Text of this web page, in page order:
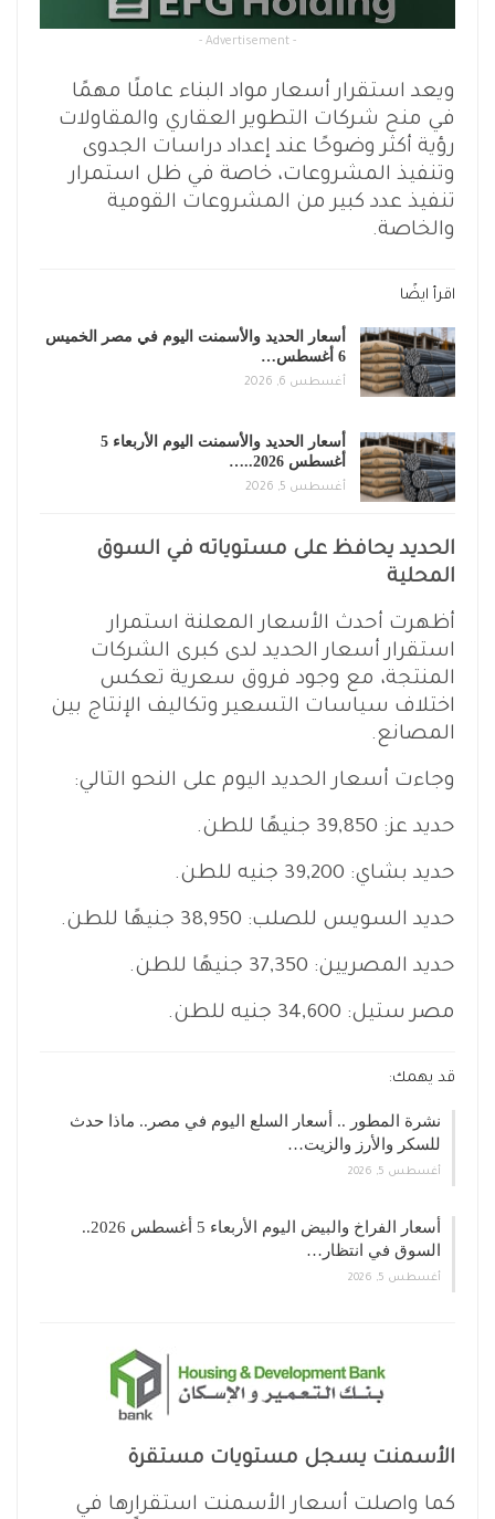
- Advertisement -
ويعد استقرار أسعار مواد البناء عاملًا مهمًا
في منح شركات التطوير العقاري والمقاولات
رؤية أكثر وضوحًا عند إعداد دراسات الجدوى
وتنفيذ المشروعات، خاصة في ظل استمرار
تنفيذ عدد كبير من المشروعات القومية
والخاصة.
اقرأ ايضًا
أسعار الحديد والأسمنت اليوم في مصر الخميس
6 أغسطس…
أغسطس 6, 2026
أسعار الحديد والأسمنت اليوم الأربعاء 5
أغسطس 2026..…
أغسطس 5, 2026
الحديد يحافظ على مستوياته في السوق
المحلية
أظهرت أحدث الأسعار المعلنة استمرار
استقرار أسعار الحديد لدى كبرى الشركات
المنتجة، مع وجود فروق سعرية تعكس
اختلاف سياسات التسعير وتكاليف الإنتاج بين
المصانع.
وجاءت أسعار الحديد اليوم على النحو التالي:
حديد عز: 39,850 جنيهًا للطن.
حديد بشاي: 39,200 جنيه للطن.
حديد السويس للصلب: 38,950 جنيهًا للطن.
حديد المصريين: 37,350 جنيهًا للطن.
مصر ستيل: 34,600 جنيه للطن.
قد يهمك:
نشرة المطور .. أسعار السلع اليوم في مصر.. ماذا حدث
للسكر والأرز والزيت…
أغسطس 5, 2026
أسعار الفراخ والبيض اليوم الأربعاء 5 أغسطس 2026..
السوق في انتظار…
أغسطس 5, 2026
الأسمنت يسجل مستويات مستقرة
كما واصلت أسعار الأسمنت استقرارها في